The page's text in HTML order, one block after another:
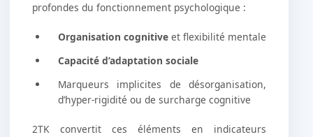
profondes du fonctionnement psychologique :
Organisation cognitiveet flexibilité mentale
Capacité d’adaptation sociale
Marqueurs implicites de désorganisation,
d’hyper-rigidité ou de surcharge cognitive
2TK convertit ces éléments en indicateurs